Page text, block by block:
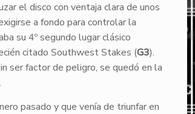
el disco con ventaja clara de unos
a fondo para controlar la
su 4º segundo lugar clásico
citado Southwest Stakes (G3).
ser factor de peligro, se quedó en la
pasado y que venía de triunfar en